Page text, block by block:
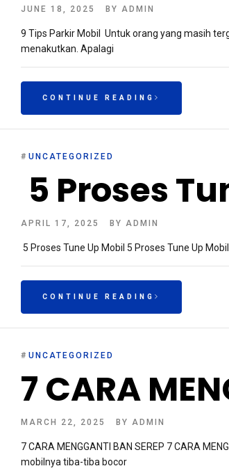
JUNE 18, 2025 BY ADMIN
9 Tips Parkir Mobil Untuk orang yang masih
menakutkan. Apalagi
CONTINUE READING
# UNCATEGORIZED
5 Proses
APRIL 17, 2025 BY ADMIN
5 Proses Tune Up Mobil 5 Proses Tune Up
CONTINUE READING
# UNCATEGORIZED
7 CARA
MARCH 22, 2025 BY ADMIN
7 CARA MENGGANTI BAN SEREP 7 CARA
mobilnya tiba-tiba bocor